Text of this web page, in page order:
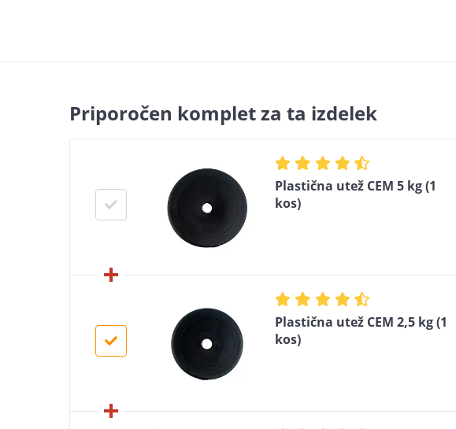
Priporočen komplet za ta izdelek
Plastična utež CEM 5 kg (1
kos)
Plastična utež CEM 2,5 kg (1
kos)